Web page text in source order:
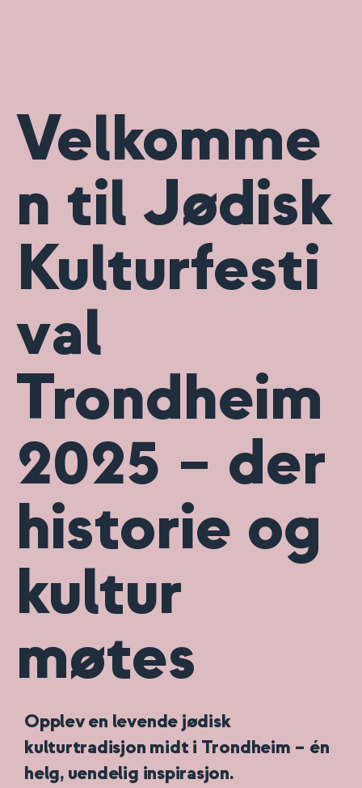
Velkomme
n til Jødisk
Kulturfesti
val
Trondheim
2025 – der
historie og
kultur
møtes
Opplev en levende jødisk
kulturtradisjon midt i Trondheim – én
helg, uendelig inspirasjon.